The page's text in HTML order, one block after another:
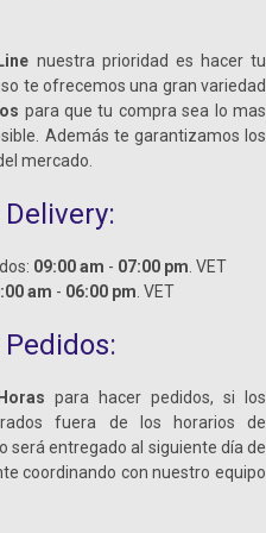
nuestra prioridad es hacer tu
te ofrecemos una gran variedad
para que tu compra sea lo mas
Además te garantizamos los
mercado.
09:00 am - 07:00 pm . VET
am - 06:00 pm . VET
para hacer pedidos, si los
fuera de los horarios de
será entregado al siguiente día de
coordinando con nuestro equipo